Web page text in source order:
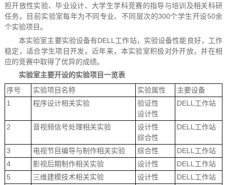
担开放性实验、毕业设计、大学生学科竞赛的指导与培训及相关科研
任务。目前实验室每年为不同专业、不同层次的300个学生开设50余
个实验项目。
本实验室主要实验设备有DELL工作站，实验设备性能良好，工作
稳定，适合学生项目开发。近年来，本实验室积极对外开放，并在相
应的竞赛中取得了优异的成绩。
实验室主要开设的实验项目一览表
序号
实验项目名称 实验属性
主要设备
1
程序设计相关实验
验证性
设计性
DELL工作站
2 音视频信号处理相关实验
设计性
综合性
DELL工作站
3 电视节目编导与制作相关实验 综合性
DELL工作站
4
影视后期制作相关实验 设计性
DELL工作站
5
三维建模技术相关实验 设计性
DELL工作站